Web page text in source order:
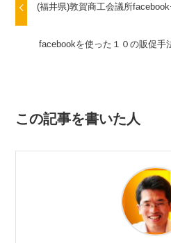
(福井県)敦賀商工会議所
facebookを使った１０の販促手
この記事を書いた人